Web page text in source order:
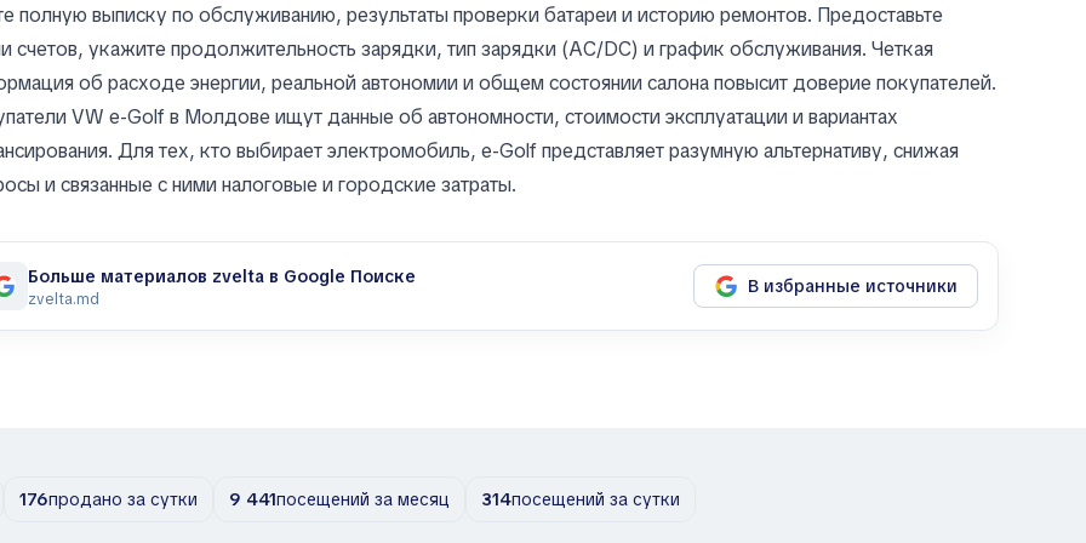
полную выписку по обслуживанию, результаты проверки батареи и историю ремонтов. Предоставьте
счетов, укажите продолжительность зарядки, тип зарядки (AC/DC) и график обслуживания. Четкая
об расходе энергии, реальной автономии и общем состоянии салона повысит доверие покупателей.
VW e-Golf в Молдове ищут данные об автономности, стоимости эксплуатации и вариантах
Для тех, кто выбирает электромобиль, e-Golf представляет разумную альтернативу, снижая
и связанные с ними налоговые и городские затраты.
Больше материалов zvelta в Google Поиске
zvelta.md
В избранные источники
176продано за сутки 9 441посещений за месяц 314посещений за сутки